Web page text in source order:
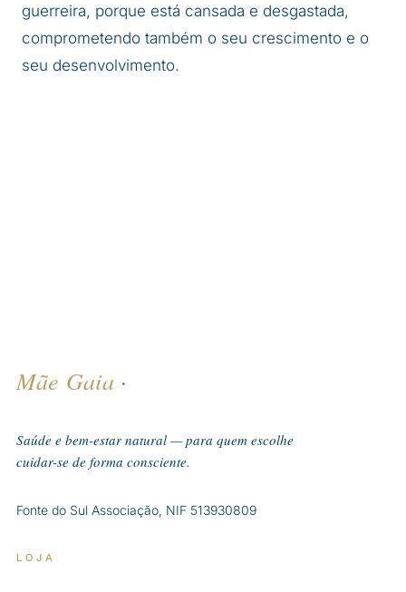
guerreira, porque está cansada e desgastada,
comprometendo também o seu crescimento e o
seu desenvolvimento.
Mãe Gaia ·
Saúde e bem-estar natural — para quem escolhe
cuidar-se de forma consciente.
Fonte do Sul Associação, NIF 513930809
LOJA